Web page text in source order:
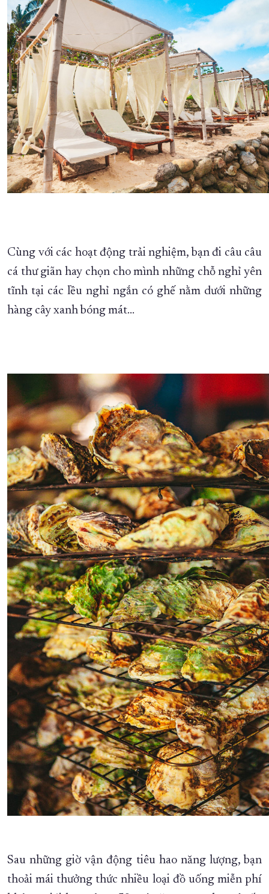
Cùng với các hoạt động trải nghiệm, bạn đi câu câu
cá thư giãn hay chọn cho mình những chỗ nghỉ yên
tĩnh tại các lều nghỉ ngắn có ghế nằm dưới những
hàng cây xanh bóng mát...
Sau những giờ vận động tiêu hao năng lượng, bạn
thoải mái thưởng thức nhiều loại đồ uống miễn phí